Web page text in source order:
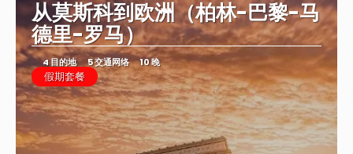
从莫斯科到欧洲（柏林-巴黎-马
德里-罗马）
4 目的地 5 交通网络 10 晚
假期套餐